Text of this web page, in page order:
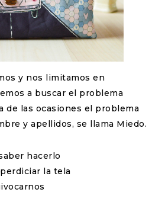
y nos limitamos en
a buscar el problema
de las ocasiones el problema
y apellidos, se llama Miedo.
hacerlo
la tela